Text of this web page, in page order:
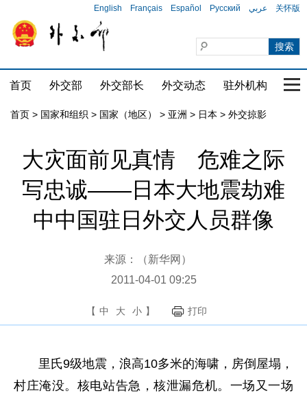
English Français Español Русский عربي 关怀版
首页 外交部 外交部长 外交动态 驻外机构 国
首页 > 国家和组织 > 国家（地区） > 亚洲 > 日本 > 外交掠影
大灾面前见真情 危难之际
写忠诚——日本大地震劫难
中中国驻日外交人员群像
来源：（新华网）
2011-04-01 09:25
【 中 大 小 】 打印
里氏9级地震，浪高10多米的海啸，房倒屋塌，
村庄淹没。核电站告急，核泄漏危机。一场又一场